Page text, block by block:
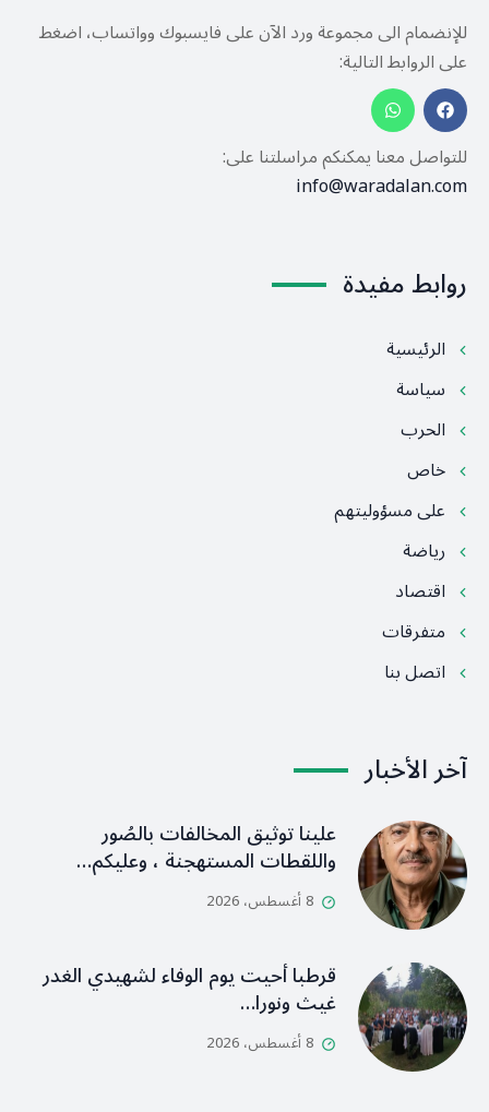
للإنضمام الى مجموعة ورد الآن على فايسبوك وواتساب، اضغط
على الروابط التالية:
للتواصل معنا يمكنكم مراسلتنا على:
info@waradalan.com
روابط مفيدة
الرئيسية
سياسة
الحرب
خاص
على مسؤوليتهم
رياضة
اقتصاد
متفرقات
اتصل بنا
آخر الأخبار
علينا توثيق المخالفات بالصُور
واللقطات المستهجنة ، وعليكم…
8 أغسطس، 2026
قرطبا أحيت يوم الوفاء لشهيدي الغدر
غيث ونورا…
8 أغسطس، 2026